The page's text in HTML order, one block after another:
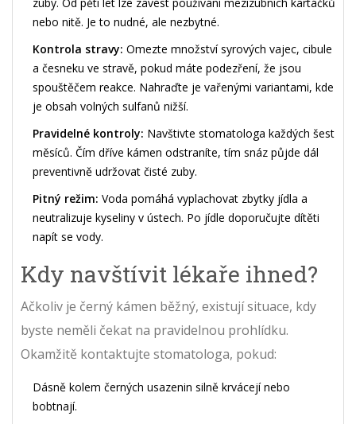
nebo nitě. Je to nudné, ale nezbytné.
Kontrola stravy: Omezte množství syrových vajec, cibule
a česneku ve stravě, pokud máte podezření, že jsou
spouštěčem reakce. Nahraďte je vařenými variantami, kde
je obsah volných sulfanů nižší.
Pravidelné kontroly: Navštivte stomatologa každých šest
měsíců. Čím dříve kámen odstraníte, tím snáz půjde dál
preventivně udržovat čisté zuby.
Pitný režim: Voda pomáhá vyplachovat zbytky jídla a
neutralizuje kyseliny v ústech. Po jídle doporučujte dítěti
napít se vody.
Kdy navštívit lékaře ihned?
Ačkoliv je černý kámen běžný, existují situace, kdy
byste neměli čekat na pravidelnou prohlídku.
Okamžitě kontaktujte stomatologa, pokud:
Dásně kolem černých usazenin silně krvácejí nebo
bobtnají.